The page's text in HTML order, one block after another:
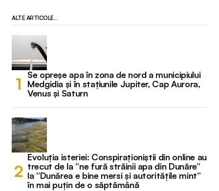
ALTE ARTICOLE...
Se opreșe apa în zona de nord a municipiului
Medgidia și în stațiunile Jupiter, Cap Aurora,
Venus și Saturn
Evoluția isteriei: Conspiraționiștii din online au
trecut de la “ne fură străinii apa din Dunăre”
la “Dunărea e bine mersi și autoritățile mint”
în mai puțin de o săptămână